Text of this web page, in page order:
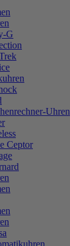
G
Uhren
Ceptor